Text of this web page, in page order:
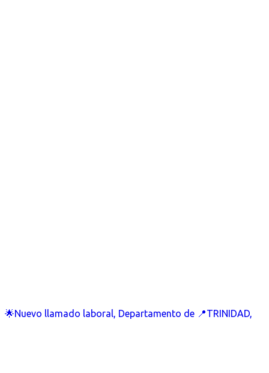
🌟Nuevo llamado laboral, Departamento de 📍TRINIDAD,